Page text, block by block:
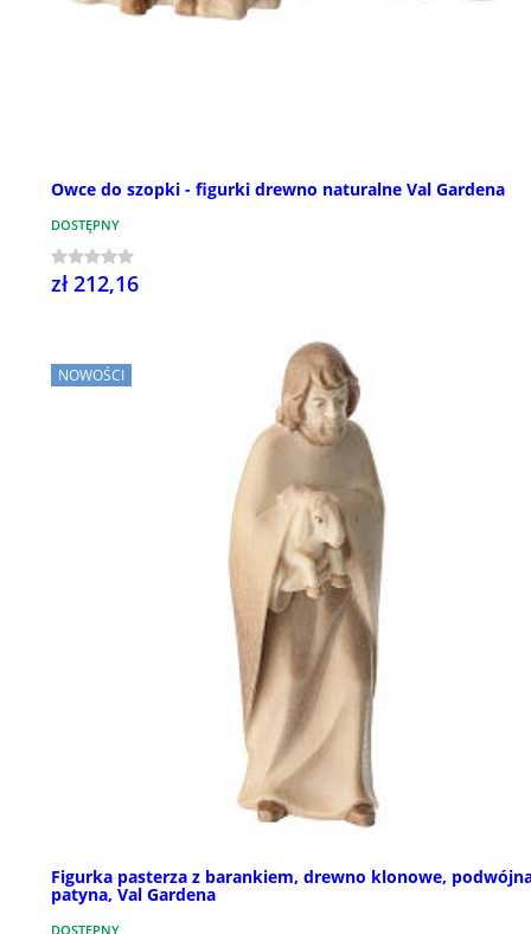
Owce do szopki - figurki drewno naturalne Val Gardena
DOSTĘPNY
zł 212,16
NOWOŚCI
Figurka pasterza z barankiem, drewno klonowe,
patyna, Val Gardena
DOSTĘPNY